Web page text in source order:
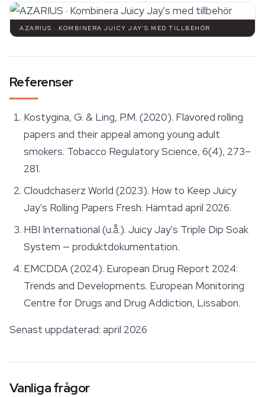
AZARIUS · KOMBINERA JUICY JAY'S MED TILLBEHÖR
Referenser
Kostygina, G. & Ling, P.M. (2020). Flavored rolling
papers and their appeal among young adult
smokers. Tobacco Regulatory Science, 6(4), 273–
281.
Cloudchaserz World (2023). How to Keep Juicy
Jay's Rolling Papers Fresh. Hämtad april 2026.
HBI International (u.å.). Juicy Jay's Triple Dip Soak
System — produktdokumentation.
EMCDDA (2024). European Drug Report 2024:
Trends and Developments. European Monitoring
Centre for Drugs and Drug Addiction, Lissabon.
Senast uppdaterad: april 2026
Vanliga frågor